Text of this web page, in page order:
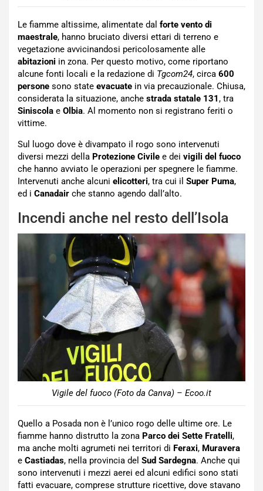
Le fiamme altissime, alimentate dal forte vento di
maestrale, hanno bruciato diversi ettari di terreno e
vegetazione avvicinandosi pericolosamente alle
abitazioni in zona. Per questo motivo, come riportano
alcune fonti locali e la redazione di Tgcom24, circa 600
persone sono state evacuate in via precauzionale. Chiusa,
considerata la situazione, anche strada statale 131, tra
Siniscola e Olbia. Al momento non si registrano feriti o
vittime.
Sul luogo dove è divampato il rogo sono intervenuti
diversi mezzi della Protezione Civile e dei vigili del fuoco
che hanno avviato le operazioni per spegnere le fiamme.
Intervenuti anche alcuni elicotteri, tra cui il Super Puma,
ed i Canadair che stanno agendo dall’alto.
Incendi anche nel resto dell’Isola
Vigile del fuoco (Foto da Canva) – Ecoo.it
Quello a Posada non è l’unico rogo delle ultime ore. Le
fiamme hanno distrutto la zona Parco dei Sette Fratelli,
ma anche molti agrumeti nei territori di Feraxi, Muravera
e Castiadas, nella provincia del Sud Sardegna. Anche qui
sono intervenuti i mezzi aerei ed alcuni edifici sono stati
fatti evacuare, comprese strutture ricettive, dove stavano